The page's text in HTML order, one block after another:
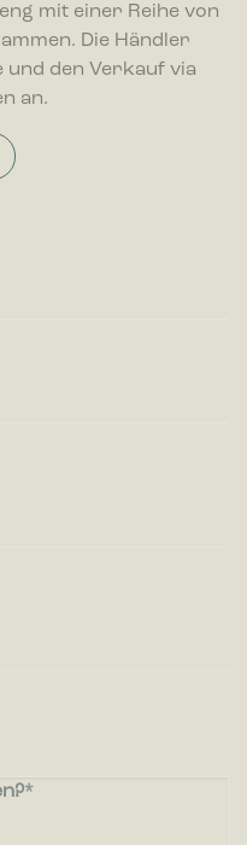
mit einer Reihe von
Die Händler
und den Verkauf via
an.